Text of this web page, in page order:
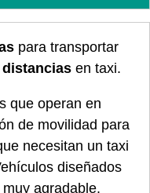
para transportar
en taxi.
que operan en
de movilidad para
necesitan un taxi
diseñados
agradable.